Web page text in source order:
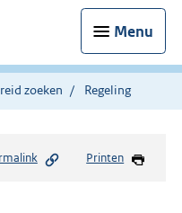
Menu
zoeken Regeling
Printen